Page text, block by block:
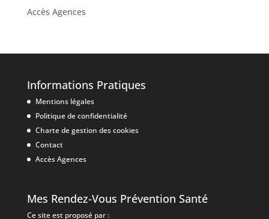
Accès Agences
Informations Pratiques
Mentions légales
Politique de confidentialité
Charte de gestion des cookies
Contact
Accès Agences
Mes Rendez-Vous Prévention Santé
Ce site est proposé par :